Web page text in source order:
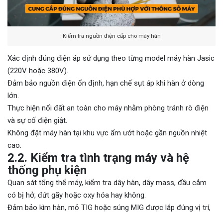
Kiểm tra nguồn điện cấp cho máy hàn
Xác định đúng điện áp sử dụng theo từng model máy hàn Jasic
(220V hoặc 380V).
Đảm bảo nguồn điện ổn định, hạn chế sụt áp khi hàn ở dòng
lớn.
Thực hiện nối đất an toàn cho máy nhằm phòng tránh rò điện
và sự cố điện giật.
Không đặt máy hàn tại khu vực ẩm ướt hoặc gần nguồn nhiệt
cao.
2.2. Kiểm tra tình trạng máy và hệ
thống phụ kiện
Quan sát tổng thể máy, kiểm tra dây hàn, dây mass, đầu cắm
có bị hở, đứt gãy hoặc oxy hóa hay không.
Đảm bảo kìm hàn, mỏ TIG hoặc súng MIG được lắp đúng vị trí,